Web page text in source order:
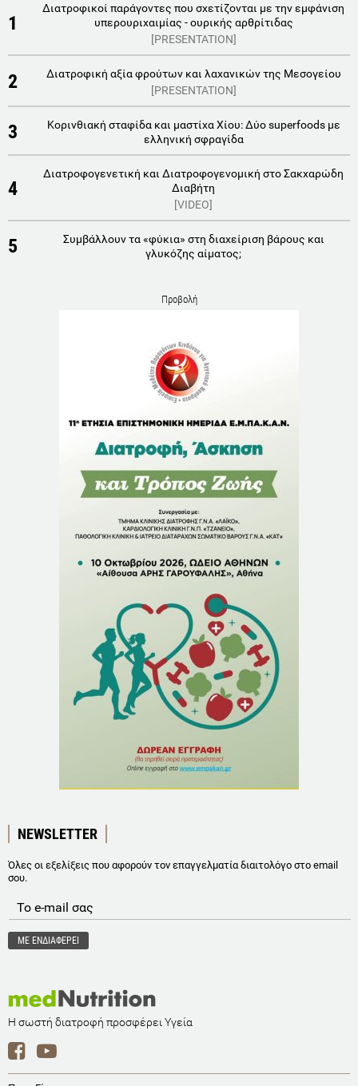
1
Διατροφικοί παράγοντες που σχετίζονται με την εμφάνιση
υπερουριχαιμίας - ουρικής αρθρίτιδας
[PRESENTATION]
2
Διατροφική αξία φρούτων και λαχανικών της Μεσογείου
[PRESENTATION]
3
Κορινθιακή σταφίδα και μαστίχα Χίου: Δύο superfoods με
ελληνική σφραγίδα
4
Διατροφογενετική και Διατροφογενομική στο Σακχαρώδη
Διαβήτη
[VIDEO]
5
Συμβάλλουν τα «φύκια» στη διαχείριση βάρους και
γλυκόζης αίματος;
Προβολή
NEWSLETTER
Όλες οι εξελίξεις που αφορούν τον επαγγελματία διαιτολόγο στο email
σου.
Η σωστή διατροφή προσφέρει Υγεία